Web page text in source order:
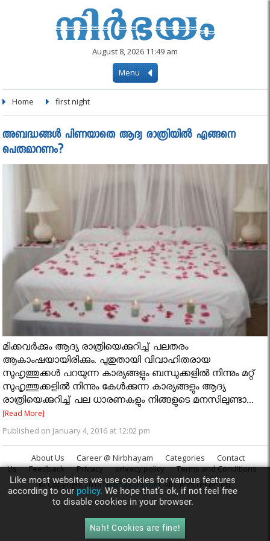
August 8, 2026 11:49 am
Menu
Home first night
അബദ്ധങ്ങൾ പിണയാതെ ആദ്യ രാത്രിയില്‍ എങ്ങനെ
പെരുമാറണം?
മിക്കവർക്കും ആദ്യ രാത്രിയെക്കുറിച്ച് പലതരം
ആകാംഷയായിരിക്കും. പുതുതായി വിവാഹിതരായ
സുഹൃത്തുക്കള്‍ പറയുന്ന കാര്യങ്ങളും ബന്ധുക്കളില്‍ നിന്നും മറ്റ്
സുഹൃത്തുക്കളില്‍ നിന്നും കേള്‍ക്കുന്ന കാര്യങ്ങളും ആദ്യ
രാത്രിയെക്കുറിച്ച് പല ധാരണകളും നിങ്ങളുടെ മനസിലുണ്ടാ...
[Read More]
Published on January 4, 2016 at 12:02 pm
About Us Career @ Nirbhayam Categories
Contact
Us
Feedback Privacy privacy policy
Terms and Conditions
© Copyright 2016Nirbhayam.com. All rights reserved.
Like most websites we use cookies for various features
according to ourpolicy.We hope that’s ok, if not feel free
to disable cookies in your browser.
Nah! Cookies are fine!